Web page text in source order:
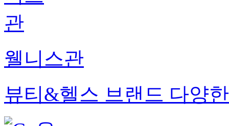
웰니스관
뷰티&헬스 브랜드 다양